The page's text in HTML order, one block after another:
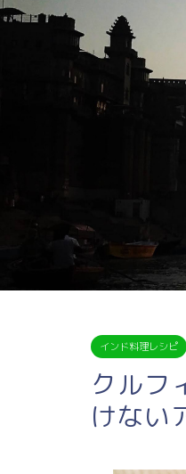
インド料理レシピ
クルフ
けない